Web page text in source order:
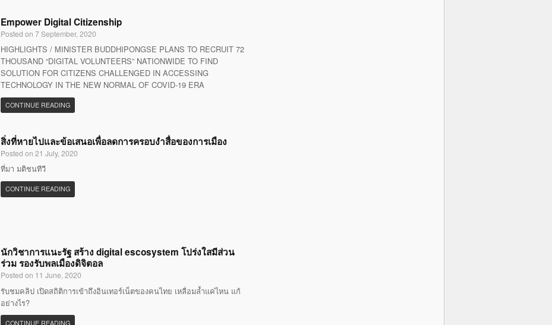
Empower Digital Citizenship
Posted on 7 September, 2020
HIGHLIGHTS / MINISTER BUDDHIPONGSE PLANS TO RECRUIT 72
THOUSAND “DIGITAL VOLUNTEERS” NATIONWIDE TO FIND
SOLUTION FOR CITIZENS CHALLENGED IN ACCESSING
TECHNOLOGY IN THE NEW NORMAL OF COVID-19 ERA
CONTINUE READING
สิ่งที่หายไปและข้อเสนอเพื่อลดการครอบงำสื่อของการเมือง
Posted on 21 July, 2020
ที่มา มติชนทีวี
CONTINUE READING
นักวิชาการแนะรัฐ สร้าง digital escosystem โปร่งใสมีส่วน
ร่วม รองรับพลเมืองดิจิตอล
Posted on 11 June, 2020
รับชมคลิป เปิดสถิติการเข้าถึงอินเทอร์เน็ตของคนไทย เหลื่อมล้ำแค่ไหน แก้
อย่างไร?
CONTINUE READING